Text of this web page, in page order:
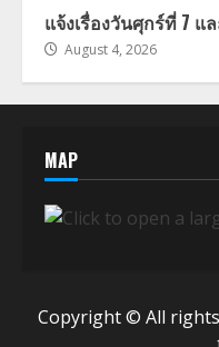
แจ้งเรื่องวันศุกร์ที่ 7 แ
August 4, 2026
MAP
Copyright © All